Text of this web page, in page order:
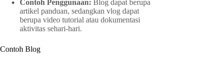
Contoh Penggunaan: Blog dapat berupa
artikel panduan, sedangkan vlog dapat
berupa video tutorial atau dokumentasi
aktivitas sehari-hari.
Contoh Blog